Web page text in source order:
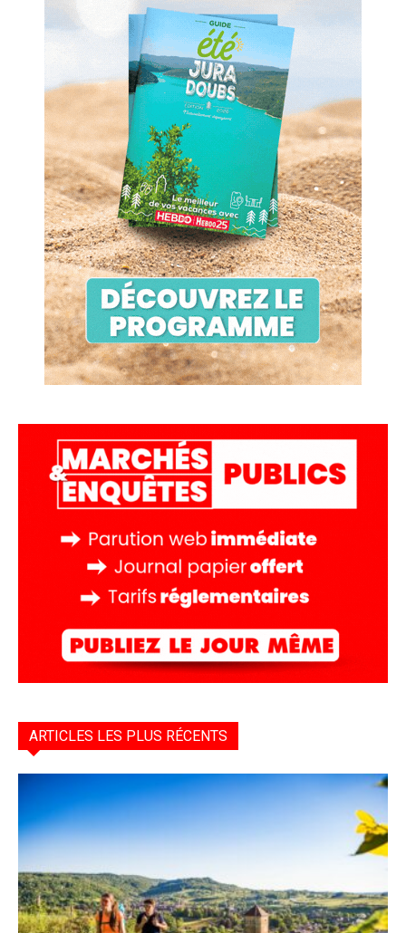
ARTICLES LES PLUS RÉCENTS